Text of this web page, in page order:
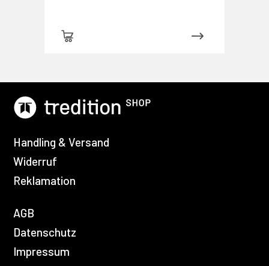
Handling & Versand
Widerruf
Reklamation
AGB
Datenschutz
Impressum